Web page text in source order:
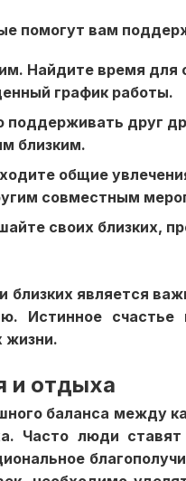
помогут вам
Найдите время для
график работы.
поддерживать друг
близким.
общие
совместным
своих близких,
близких является
Истинное
жизни.
и отдыха
баланса между
Часто люди